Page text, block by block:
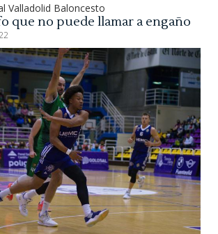
Valladolid Baloncesto
que no puede llamar a engaño